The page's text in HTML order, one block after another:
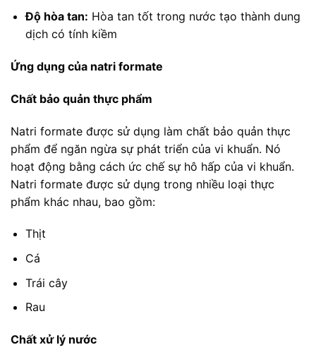
Độ hòa tan: Hòa tan tốt trong nước tạo thành dung
dịch có tính kiềm
Ứng dụng của natri formate
Chất bảo quản thực phẩm
Natri formate được sử dụng làm chất bảo quản thực
phẩm để ngăn ngừa sự phát triển của vi khuẩn. Nó
hoạt động bằng cách ức chế sự hô hấp của vi khuẩn.
Natri formate được sử dụng trong nhiều loại thực
phẩm khác nhau, bao gồm:
Thịt
Cá
Trái cây
Rau
Chất xử lý nước